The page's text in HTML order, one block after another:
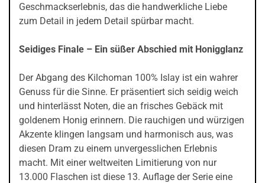
Geschmackserlebnis, das die handwerkliche Liebe
zum Detail in jedem Detail spürbar macht.
Seidiges Finale – Ein süßer Abschied mit Honigglanz
Der Abgang des Kilchoman 100% Islay ist ein wahrer
Genuss für die Sinne. Er präsentiert sich seidig weich
und hinterlässt Noten, die an frisches Gebäck mit
goldenem Honig erinnern. Die rauchigen und würzigen
Akzente klingen langsam und harmonisch aus, was
diesen Dram zu einem unvergesslichen Erlebnis
macht. Mit einer weltweiten Limitierung von nur
13.000 Flaschen ist diese 13. Auflage der Serie eine